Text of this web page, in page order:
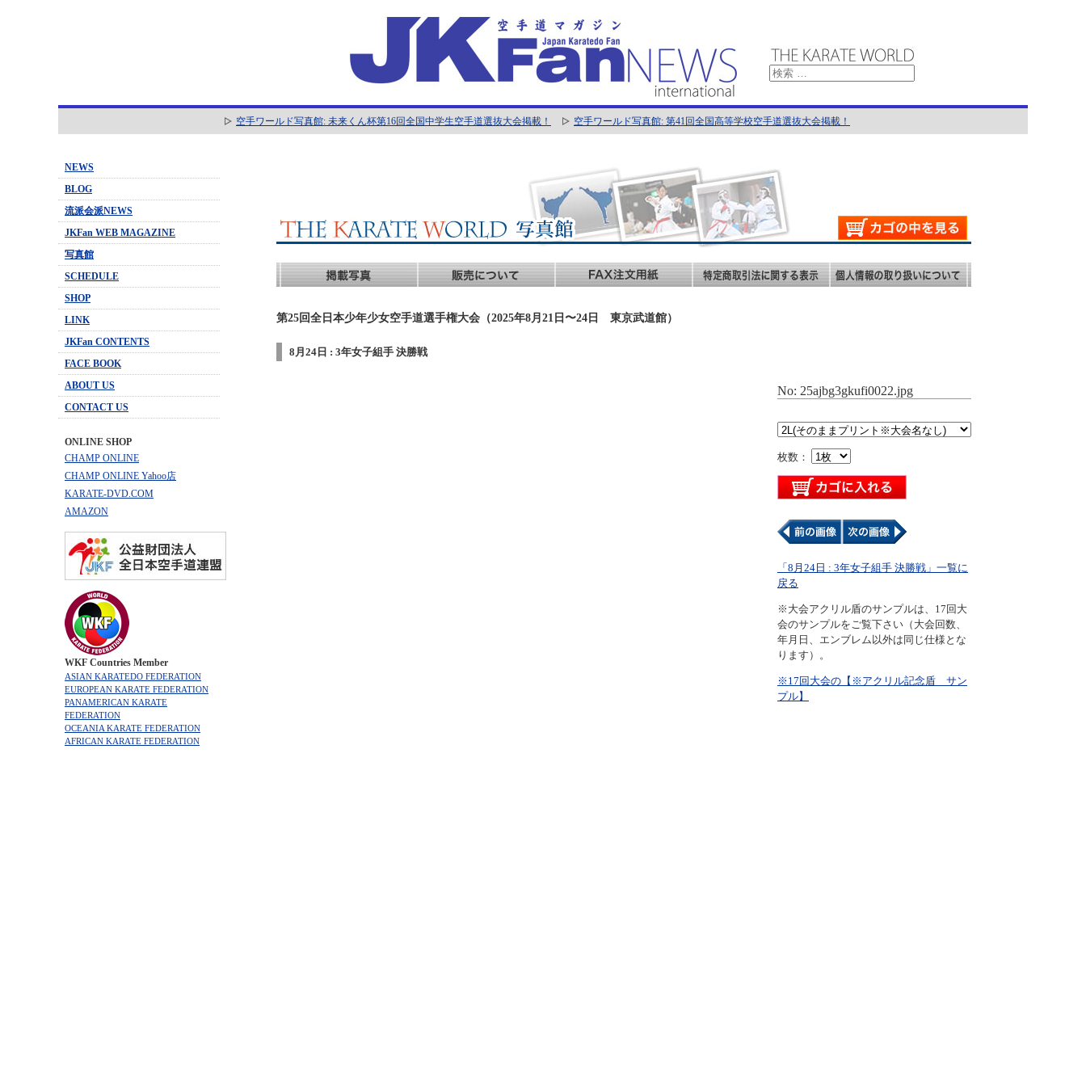
空手ワールド写真館: 未来くん杯第16回全国中学生空手道選抜大会掲載！ 空手ワールド写真館: 第41回全国高等学校空手道選抜大会掲載！
NEWS
BLOG
流派会派NEWS
JKFan WEB MAGAZINE
写真館
SCHEDULE
SHOP
LINK
JKFan CONTENTS
FACE BOOK
ABOUT US
CONTACT US
ONLINE SHOP
CHAMP ONLINE
CHAMP ONLINE Yahoo店
KARATE-DVD.COM
AMAZON
WKF Countries Member
ASIAN KARATEDO FEDERATION
EUROPEAN KARATE FEDERATION
PANAMERICAN KARATE
FEDERATION
OCEANIA KARATE FEDERATION
AFRICAN KARATE FEDERATION
第25回全日本少年少女空手道選手権大会（2025年8月21日〜24日 東京武道館）
8月24日 : 3年女子組手 決勝戦
No: 25ajbg3gkufi0022.jpg
枚数：
「8月24日 : 3年女子組手 決勝戦」一覧に
戻る
※大会アクリル盾のサンプルは、17回大
会のサンプルをご覧下さい（大会回数、
年月日、エンブレム以外は同じ仕様とな
ります）。
※17回大会の【※アクリル記念盾 サン
プル】